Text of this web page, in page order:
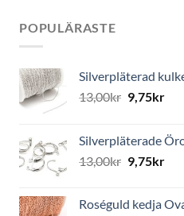
POPULÄRASTE
Silverpläterad
13,00kr 9,75kr
Silverpläterade
13,00kr 9,75kr
Roséguld kedja